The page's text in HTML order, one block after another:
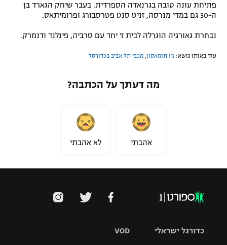
פתיחת עונה טובה בגרנאדה הספרדית. בעבר שיחק הגארד בן
ה-30 גם במדי מנרסה, זניט סנט פטרסבורג ופרומיתאס.
נבחרת גאורגיה הוגרלה לבית ז' יחד עם סרביה, פינלנד ודנמרק.
עוד באותו נושא: ג'ו תומאסון מכבי תל אביב בכדורסל
מה דעתך על הכתבה?
אהבתי לא אהבתי
VOD כדורגל ישראלי